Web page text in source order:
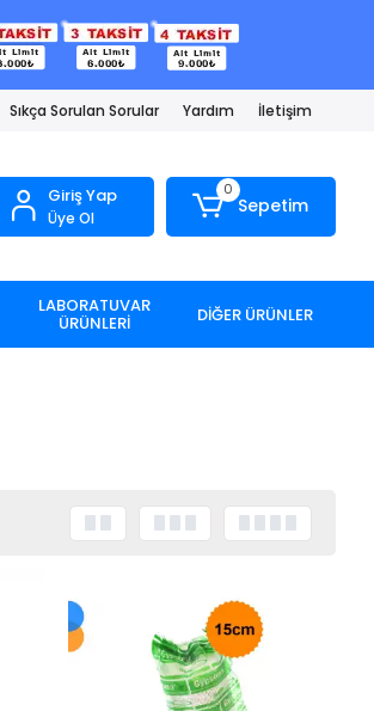
Sıkça Sorulan Sorular Yardım İletişim
Giriş Yap
Üye Ol
0
Sepetim
LABORATUVAR
ÜRÜNLERİ DİĞER ÜRÜNLER